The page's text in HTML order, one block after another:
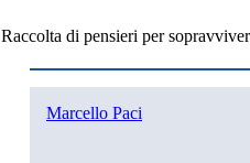
Raccolta di pensieri per
Marcello Paci